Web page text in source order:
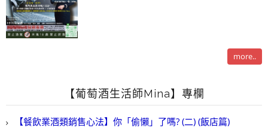
more..
【葡萄酒生活師Mina】專欄
【餐飲業酒類銷售心法】你「偷懶」了嗎? (二) (飯店篇)